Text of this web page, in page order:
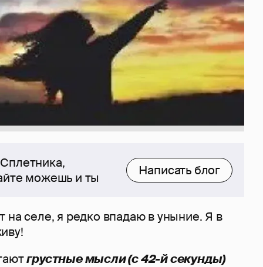
можешь и ты
Написать блог
на селе, я редко впадаю в уныние. Я в
грустные мысли (с 42-й секунды)